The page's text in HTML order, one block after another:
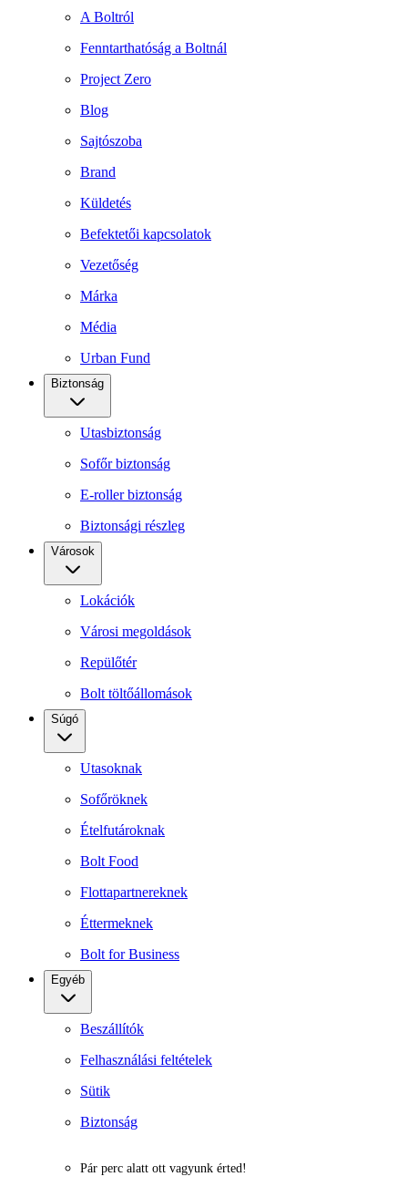
A Boltról
Fenntarthatóság a Boltnál
Project Zero
Blog
Sajtószoba
Brand
Küldetés
Befektetői kapcsolatok
Vezetőség
Márka
Média
Urban Fund
Biztonság
Utasbiztonság
Sofőr biztonság
E-roller biztonság
Biztonsági részleg
Városok
Lokációk
Városi megoldások
Repülőtér
Bolt töltőállomások
Súgó
Utasoknak
Sofőröknek
Ételfutároknak
Bolt Food
Flottapartnereknek
Éttermeknek
Bolt for Business
Egyéb
Beszállítók
Felhasználási feltételek
Sütik
Biztonság
Pár perc alatt ott vagyunk érted!